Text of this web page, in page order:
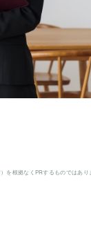
を根拠なくPRするものではあり